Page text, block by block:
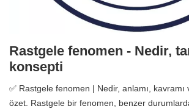
Rastgele fenomen - Nedir,
konsepti
✅ Rastgele fenomen | Nedir, anlamı, kavramı
özet. Rastgele bir fenomen, benzer